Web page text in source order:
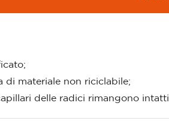
materiale non riciclabile;
delle radici rimangono intatti.